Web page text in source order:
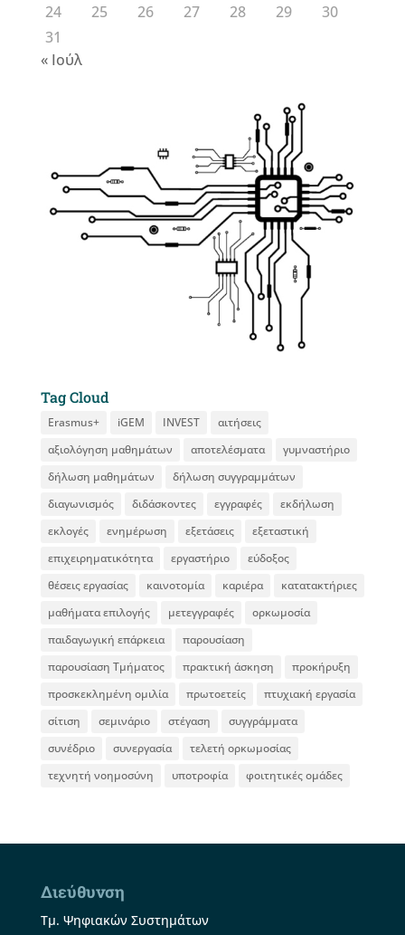
24
25 26 27 28 29
30
31
« Ιούλ
Tag Cloud
Erasmus+ iGEM INVEST
αιτήσεις
αξιολόγηση μαθημάτων
αποτελέσματα
γυμναστήριο
δήλωση μαθημάτων
δήλωση συγγραμμάτων
διαγωνισμός
διδάσκοντες εγγραφές
εκδήλωση
εκλογές
ενημέρωση εξετάσεις
εξεταστική
επιχειρηματικότητα
εργαστήριο
εύδοξος
θέσεις εργασίας
καινοτομία καριέρα
κατατακτήριες
μαθήματα επιλογής
μετεγγραφές
ορκωμοσία
παιδαγωγική επάρκεια
παρουσίαση
παρουσίαση Τμήματος
πρακτική άσκηση
προκήρυξη
προσκεκλημένη ομιλία
πρωτοετείς
πτυχιακή εργασία
σίτιση
σεμινάριο στέγαση
συγγράμματα
συνέδριο
συνεργασία
τελετή ορκωμοσίας
τεχνητή νοημοσύνη
υποτροφία φοιτητικές ομάδες
Διεύθυνση
Τμ. Ψηφιακών Συστημάτων